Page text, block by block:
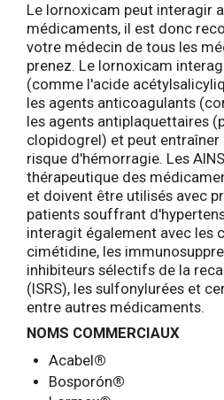
Le lornoxicam peut interagir
médicaments, il est donc
votre médecin de tous les
prenez. Le lornoxicam
(comme l'acide
les agents anticoagulants
les agents antiplaquettaires
clopidogrel) et peut
risque d'hémorragie. Les
thérapeutique des
et doivent être utilisés avec
patients souffrant
interagit également avec les
cimétidine, les
inhibiteurs sélectifs de la
(ISRS), les sulfonylurées et
entre autres médicaments.
NOMS COMMERCIAUX
Acabel ®
Bosporón®